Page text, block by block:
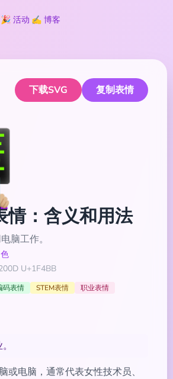
🎉 活动 ✍️ 博客
下载SVG 复制表情
情：含义和用法
脑工作。
U+1F4BB
码表情 STEM表情 职业表情
或电脑，通常代表女性技术员、